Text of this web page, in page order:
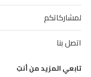
لمشاركاتكم
اتصل بنا
تابعي المزيد من أنتِ